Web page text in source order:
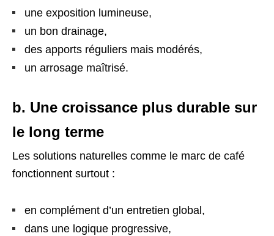
une exposition lumineuse,
un bon drainage,
des apports réguliers mais modérés,
un arrosage maîtrisé.
b. Une croissance plus durable sur
le long terme
Les solutions naturelles comme le marc de café
fonctionnent surtout :
en complément d’un entretien global,
dans une logique progressive,